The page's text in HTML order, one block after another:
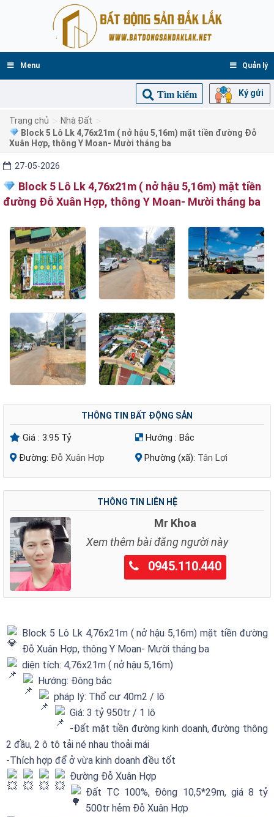
Quản lý
Menu
Ký gửi
Tìm kiếm
Trang chủ Nhà Đất
Block 5 Lô Lk 4,76x21m ( nở hậu 5,16m) mặt tiền đường Đỗ
Xuân Hợp, thông Y Moan- Mười tháng ba
27-05-2026
Block 5 Lô Lk 4,76x21m ( nở hậu 5,16m) mặt tiền
đường Đỗ Xuân Hợp, thông Y Moan- Mười tháng ba
THÔNG TIN BẤT ĐỘNG SẢN
Giá : 3.95 Tỷ Hướng : Bắc
Đường: Đỗ Xuân Hợp Phường (xã): Tân Lợi
THÔNG TIN LIÊN HỆ
Mr Khoa
Xem thêm bài đăng người này
0945.110.440
Block 5 Lô Lk 4,76x21m ( nở hậu 5,16m) mặt tiền đường
Đỗ Xuân Hợp, thông Y Moan- Mười tháng ba
diện tích: 4,76x21m ( nở hậu 5,16m)
Hướng: Đông bắc
pháp lý: Thổ cư 40m2 / lô
Giá: 3 tỷ 950tr / 1 lô
-Đất mặt tiền đường kinh doanh, đường thông
2 đầu, 2 ô tô tải né nhau thoải mái
-Thích hợp để ở vừa kinh doanh đều tốt
Đường Đỗ Xuân Hợp
Đất TC 100%, Đông 10,5*29m, giá 8 tỷ
500tr hẻm Đỗ Xuân Hợp